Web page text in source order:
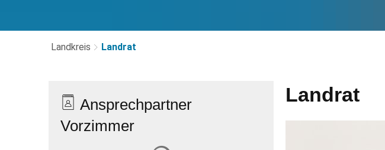
Landkreis Landrat
Landrat Landrat
Ansprechpartner
Vorzimmer